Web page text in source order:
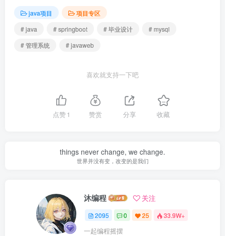
java项目
项目专区
# java
# springboot # 毕业设计
# mysql
# 管理系统
# javaweb
喜欢就支持一下吧
点赞1 赞赏 分享 收藏
things never change, we change.
世界并没有变，改变的是我们
沐编程 关注
2095 0 25 33.9W+
一起编程摇摆